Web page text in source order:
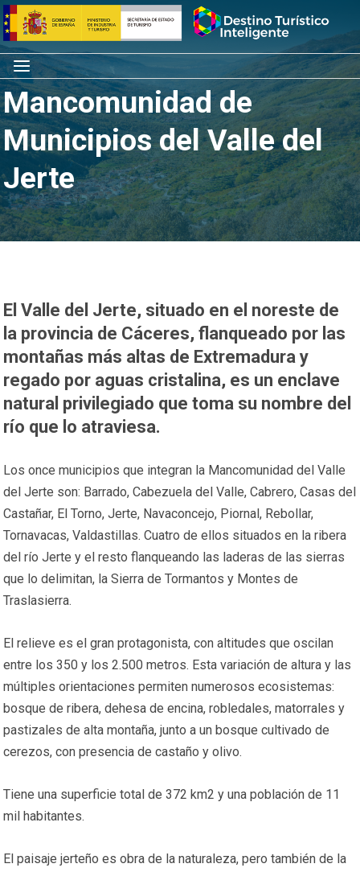
Saltar
al
contenido
Inicio
Menú
Mancomunidad de
Municipios del Valle del
Jerte
El Valle del Jerte, situado en el noreste de
la provincia de Cáceres, flanqueado por las
montañas más altas de Extremadura y
regado por aguas cristalina, es un enclave
natural privilegiado que toma su nombre del
río que lo atraviesa.
Los once municipios que integran la Mancomunidad del Valle
del Jerte son: Barrado, Cabezuela del Valle, Cabrero, Casas del
Castañar, El Torno, Jerte, Navaconcejo, Piornal, Rebollar,
Tornavacas, Valdastillas. Cuatro de ellos situados en la ribera
del río Jerte y el resto flanqueando las laderas de las sierras
que lo delimitan, la Sierra de Tormantos y Montes de
Traslasierra.
El relieve es el gran protagonista, con altitudes que oscilan
entre los 350 y los 2.500 metros. Esta variación de altura y las
múltiples orientaciones permiten numerosos ecosistemas:
bosque de ribera, dehesa de encina, robledales, matorrales y
pastizales de alta montaña, junto a un bosque cultivado de
cerezos, con presencia de castaño y olivo.
Tiene una superficie total de 372 km2 y una población de 11
mil habitantes.
El paisaje jerteño es obra de la naturaleza, pero también de la